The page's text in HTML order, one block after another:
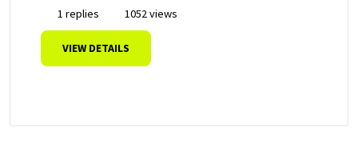
1 replies
1052 views
VIEW DETAILS